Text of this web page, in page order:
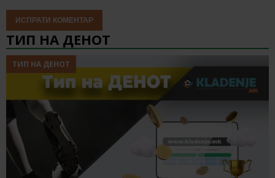
ТИП НА ДЕНОТ
ТИП НА ДЕНОТ